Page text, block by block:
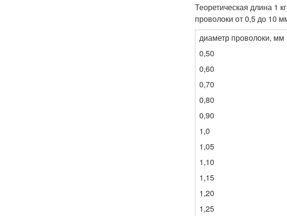
Теоретическая длина 1
проволоки от 0,5 до 10
диаметр проволоки, мм
0,50
0,60
0,70
0,80
0,90
1,0
1,05
1,10
1,15
1,20
1,25